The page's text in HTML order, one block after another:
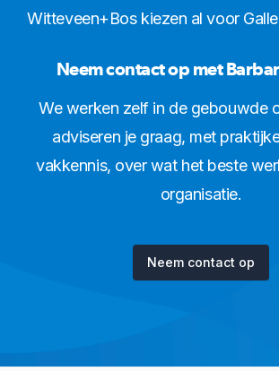
Witteveen+Bos kiezen al voor
Neem contact op met
We werken zelf in de gebouwde
adviseren je graag, met
vakkennis, over wat het beste
organisatie.
Neem contact op